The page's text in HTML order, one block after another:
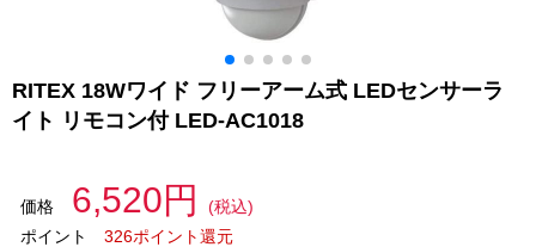
RITEX 18Wワイド フリーアーム式 LEDセンサーラ
イト リモコン付 LED-AC1018
価格 6,520円
(税込)
ポイント
326ポイント還元